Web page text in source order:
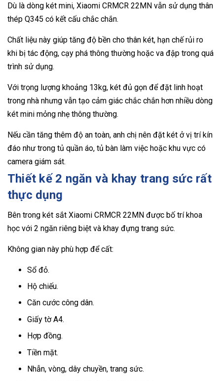
Dù là dòng két mini, Xiaomi CRMCR 22MN vẫn sử dụng thân
thép Q345 có kết cấu chắc chắn.
Chất liệu này giúp tăng độ bền cho thân két, hạn chế rủi ro
khi bị tác động, cạy phá thông thường hoặc va đập trong quá
trình sử dụng.
Với trọng lượng khoảng 13kg, két đủ gọn để đặt linh hoạt
trong nhà nhưng vẫn tạo cảm giác chắc chắn hơn nhiều dòng
két mini mỏng nhẹ thông thường.
Nếu cần tăng thêm độ an toàn, anh chị nên đặt két ở vị trí kín
đáo như trong tủ quần áo, tủ bàn làm việc hoặc khu vực có
camera giám sát.
Thiết kế 2 ngăn và khay trang sức rất
thực dụng
Bên trong két sắt Xiaomi CRMCR 22MN được bố trí khoa
học với 2 ngăn riêng biệt và khay đựng trang sức.
Không gian này phù hợp để cất:
Sổ đỏ.
Hộ chiếu.
Căn cước công dân.
Giấy tờ A4.
Hợp đồng.
Tiền mặt.
Nhẫn, vòng, dây chuyền, trang sức.